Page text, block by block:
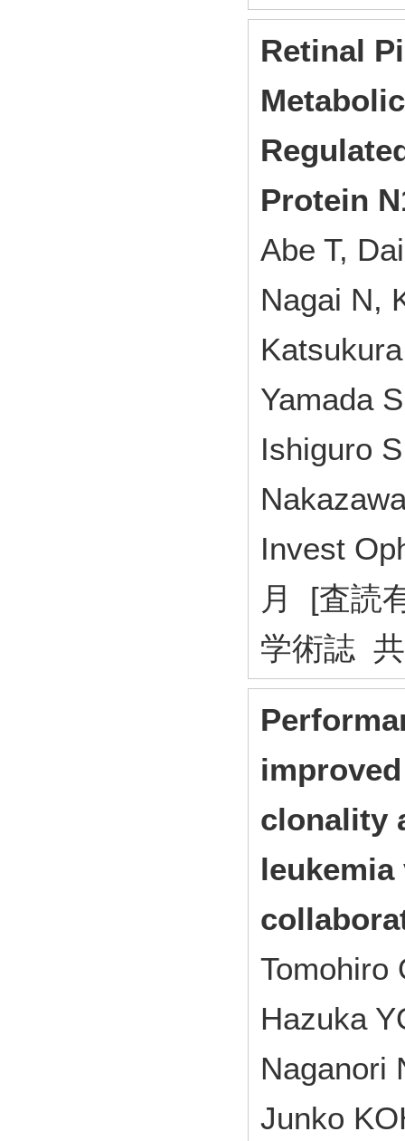
Retinal
Protein
Abe T,
Nagai N,
Yamada
Ishiguro
Invest
月 [査読
学術誌
clonality
Tomohiro
Hazuka
Naganori
Junko